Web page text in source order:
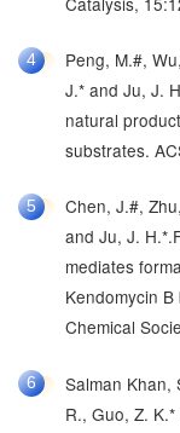
4
Peng, M.#,
J.* and Ju, J.
natural
substrates.
5
Chen, J.#,
and Ju, J.
mediates
Kendomycin
Chemical
6
Salman Khan,
R., Guo, Z.